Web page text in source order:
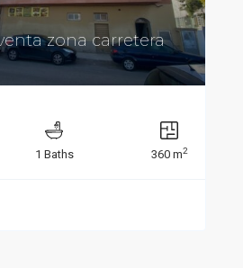
zona carretera
1 Baths 360 m2